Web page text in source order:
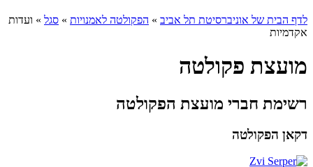
לדף הבית של אוניברסיטת תל אביב » הפקולטה לאמנויות » סגל » ועדות
אקדמיות
מועצת פקולטה
רשימת חברי מועצת הפקולטה
דקאן הפקולטה